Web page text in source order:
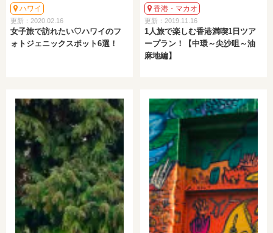
ハワイ
更新：2020.02.16
女子旅で訪れたい♡ハワイのフ
ォトジェニックスポット6選！
香港・マカオ
更新：2019.11.16
1人旅で楽しむ香港満喫1日ツア
ープラン！【中環～尖沙咀～油
麻地編】